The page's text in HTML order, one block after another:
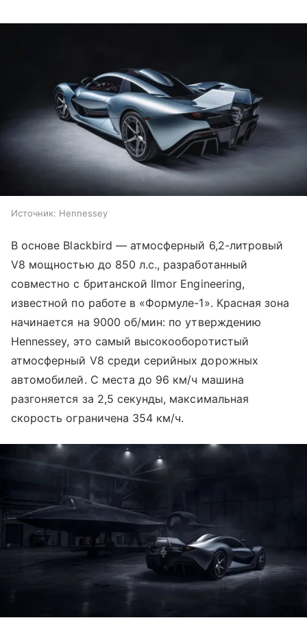
Источник: Hennessey
В основе Blackbird — атмосферный 6,2-литровый
V8 мощностью до 850 л.с., разработанный
совместно с британской Ilmor Engineering,
известной по работе в «Формуле-1». Красная зона
начинается на 9000 об/мин: по утверждению
Hennessey, это самый высокооборотистый
атмосферный V8 среди серийных дорожных
автомобилей. С места до 96 км/ч машина
разгоняется за 2,5 секунды, максимальная
скорость ограничена 354 км/ч.